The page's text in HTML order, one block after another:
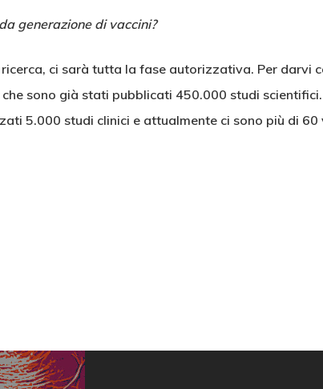
generazione di vaccini?
ci sarà tutta la fase autorizzativa. Per darvi
sono già stati pubblicati 450.000 studi
5.000 studi clinici e attualmente ci sono più di 60